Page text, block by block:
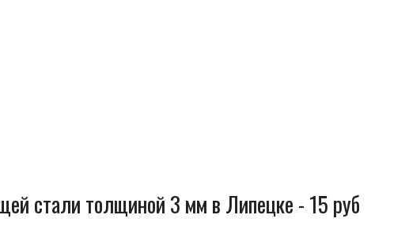
стали толщиной 3 мм в Липецке - 15 руб